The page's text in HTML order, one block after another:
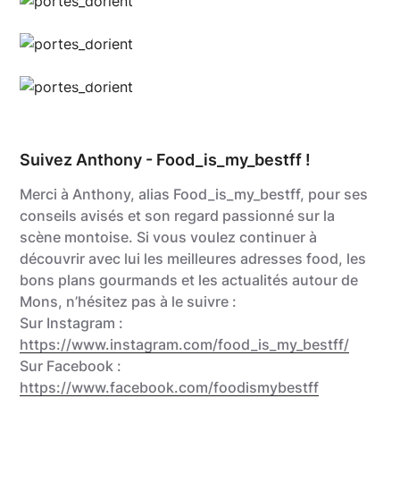
Anthony @food_is_my_bestff
Anthony @food_is_my_bestff
Suivez Anthony - Food_is_my_bestff !
Merci à Anthony, alias Food_is_my_bestff, pour ses
conseils avisés et son regard passionné sur la
scène montoise. Si vous voulez continuer à
découvrir avec lui les meilleures adresses food, les
bons plans gourmands et les actualités autour de
Mons, n’hésitez pas à le suivre :
Sur Instagram :
https://www.instagram.com/food_is_my_bestff/
Sur Facebook :
https://www.facebook.com/foodismybestff